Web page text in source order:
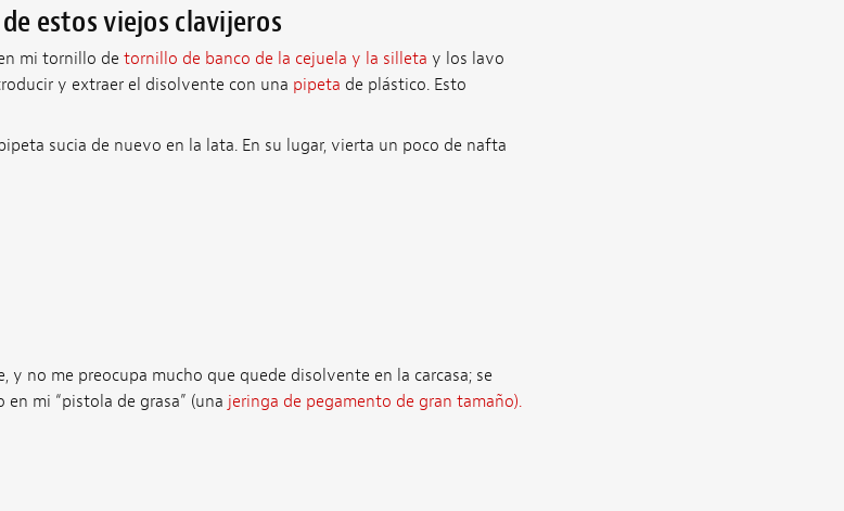
estos viejos clavijeros
mi tornillo de tornillo de banco de la cejuela y la silleta y los lavo
y extraer el disolvente con una pipeta de plástico. Esto
sucia de nuevo en la lata. En su lugar, vierta un poco de nafta
y no me preocupa mucho que quede disolvente en la carcasa; se
mi “pistola de grasa” (una jeringa de pegamento de gran tamaño).